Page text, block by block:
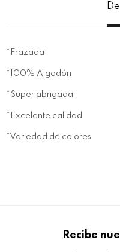
*Frazada
*100% Algodón
*Super abrigada
*Excelente calidad
*Variedad de colores
Recibe